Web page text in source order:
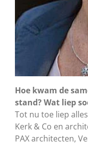
Hoe kwam de
stand? Wat liep
Tot nu toe liep
Kerk & Co en
PAX architecten,